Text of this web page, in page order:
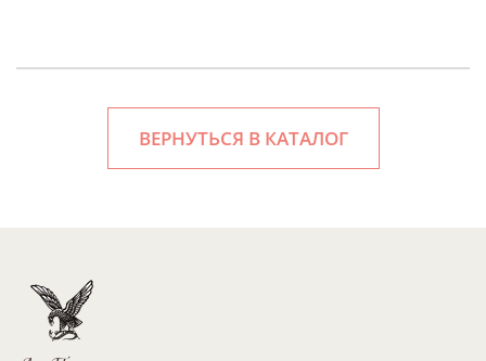
ВЕРНУТЬСЯ В КАТАЛОГ